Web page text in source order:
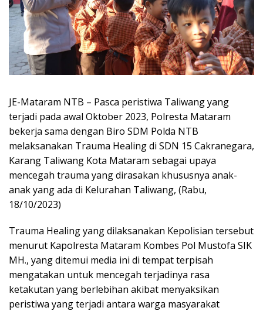
JE-Mataram NTB – Pasca peristiwa Taliwang yang
terjadi pada awal Oktober 2023, Polresta Mataram
bekerja sama dengan Biro SDM Polda NTB
melaksanakan Trauma Healing di SDN 15 Cakranegara,
Karang Taliwang Kota Mataram sebagai upaya
mencegah trauma yang dirasakan khususnya anak-
anak yang ada di Kelurahan Taliwang, (Rabu,
18/10/2023)
Trauma Healing yang dilaksanakan Kepolisian tersebut
menurut Kapolresta Mataram Kombes Pol Mustofa SIK
MH., yang ditemui media ini di tempat terpisah
mengatakan untuk mencegah terjadinya rasa
ketakutan yang berlebihan akibat menyaksikan
peristiwa yang terjadi antara warga masyarakat